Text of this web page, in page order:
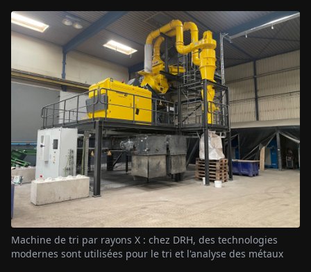
Machine de tri par rayons X : chez DRH, des technologies
modernes sont utilisées pour le tri et l'analyse des métaux